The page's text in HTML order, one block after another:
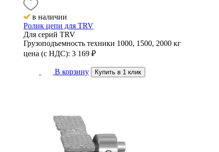
в наличии
Ролик цепи для TRV
Для серий TRV
Грузоподъемность техники 1000, 1500, 2000 кг
цена (с НДС): 3 169 ₽
В корзину Купить в 1 клик